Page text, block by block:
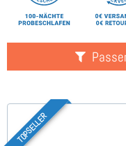
TOPSELLER